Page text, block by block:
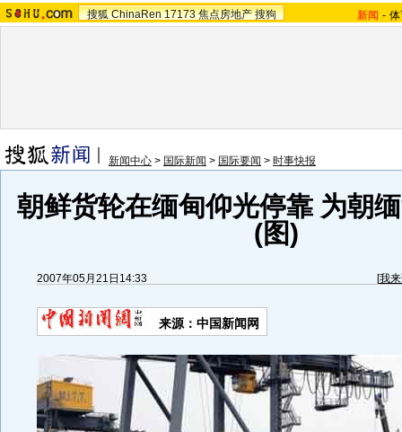
搜狐 ChinaRen 17173 焦点房地产 搜狗 新闻 -
新闻中心 > 国际新闻 > 国际要闻 > 时事快报
朝鲜货轮在缅甸仰光停靠 为朝
(图)
2007年05月21日14:33 [我
来源：中国新闻网